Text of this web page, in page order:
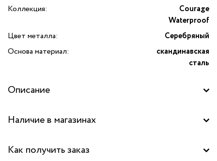
Коллекция:
Courage
Waterproof
Цвет металла:
Серебряный
Основа материал:
скандинавская
сталь
Описание
стильное и современное украшение от датского бренда
скандинавской стали с покрытием серебристого оттенка,
Наличие в магазинах
Бутик "La Nature" в ТД "Дружба", Москва
Как получить заказ